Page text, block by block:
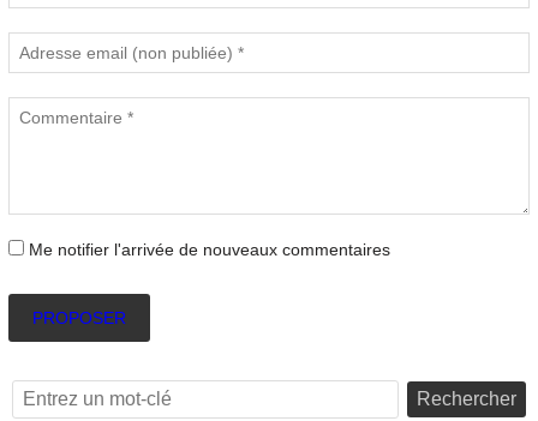
Me notifier l'arrivée de nouveaux commentaires
PROPOSER
Rechercher